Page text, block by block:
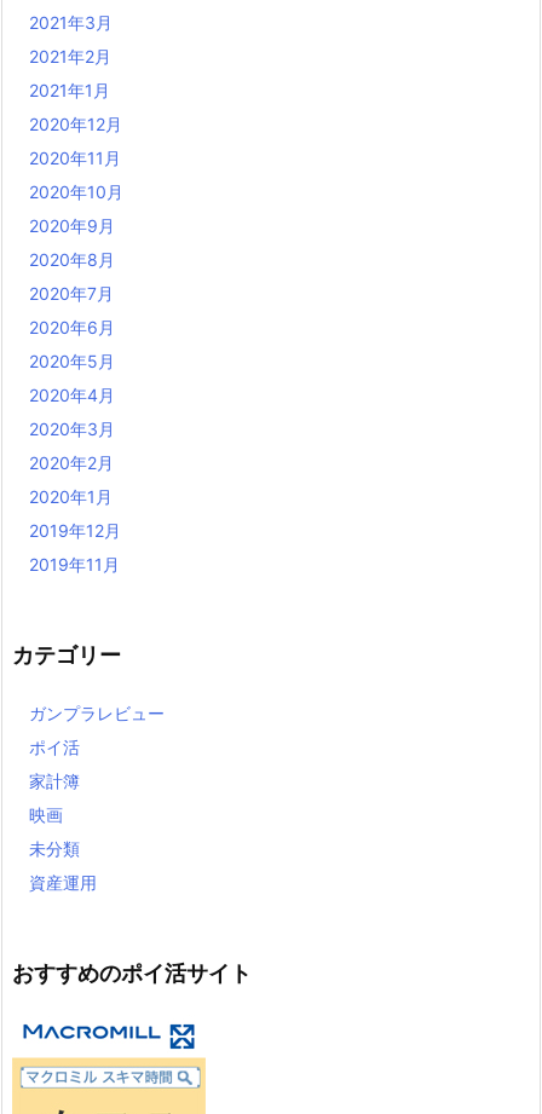
2021年3月
2021年2月
2021年1月
2020年12月
2020年11月
2020年10月
2020年9月
2020年8月
2020年7月
2020年6月
2020年5月
2020年4月
2020年3月
2020年2月
2020年1月
2019年12月
2019年11月
カテゴリー
ガンプラレビュー
ポイ活
家計簿
映画
未分類
資産運用
おすすめのポイ活サイト